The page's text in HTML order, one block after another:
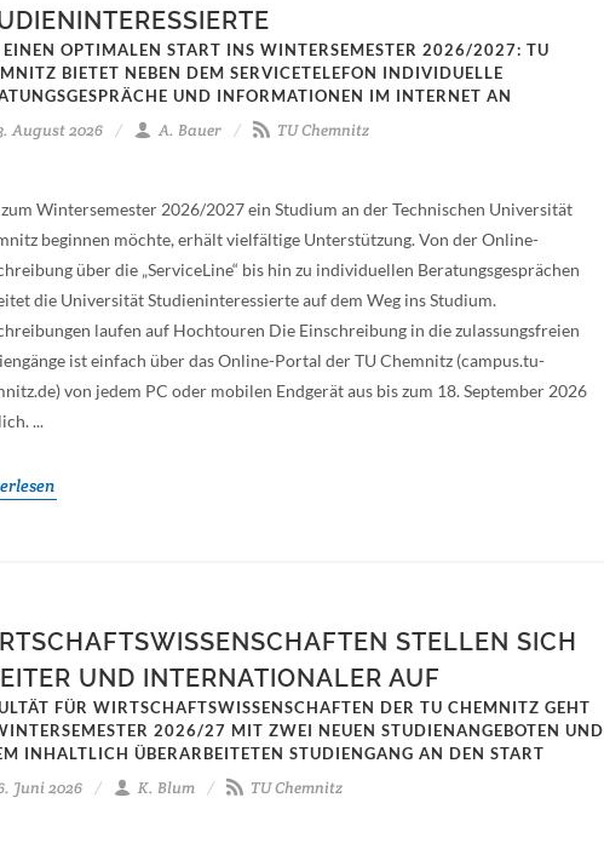
EINEN OPTIMALEN START INS WINTERSEMESTER 2026/2027: TU
BIETET NEBEN DEM SERVICETELEFON INDIVIDUELLE
UND INFORMATIONEN IM INTERNET AN
August 2026 A. Bauer TU Chemnitz
Wintersemester 2026/2027 ein Studium an der Technischen Universität
beginnen möchte, erhält vielfältige Unterstützung. Von der Online-
über die „ServiceLine“ bis hin zu individuellen Beratungsgesprächen
die Universität Studieninteressierte auf dem Weg ins Studium.
laufen auf Hochtouren Die Einschreibung in die zulassungsfreien
ist einfach über das Online-Portal der TU Chemnitz (campus.tu-
von jedem PC oder mobilen Endgerät aus bis zum 18. September 2026
...
STELLEN SICH
UND INTERNATIONALER AUF
FÜR WIRTSCHAFTSWISSENSCHAFTEN DER TU CHEMNITZ GEHT
2026/27 MIT ZWEI NEUEN STUDIENANGEBOTEN UND
INHALTLICH ÜBERARBEITETEN STUDIENGANG AN DEN START
Juni 2026 K. Blum TU Chemnitz